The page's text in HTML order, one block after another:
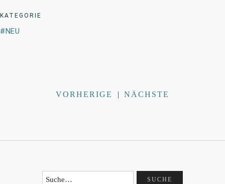
KATEGORIE
NEU
VORHERIGE | NÄCHSTE